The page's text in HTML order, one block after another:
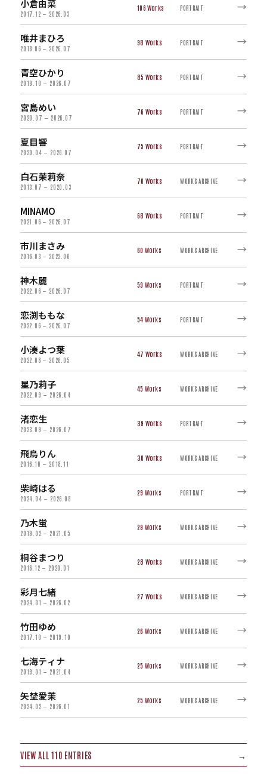
小倉由菜
2017.12 — 2026.03
106 PORTRAIT →
唯井まひろ
2018.06 — 2026.07
98 PORTRAIT →
青空ひかり
2019.10 — 2026.07
85 PORTRAIT →
宮島めい
2020.07 — 2026.07
76 PORTRAIT →
夏目響
2020.04 — 2026.07
75 PORTRAIT →
白石茉莉奈
2013.07 — 2020.03
70 WORKS ARCHIVE →
MINAMO
2021.06 — 2026.07
68 PORTRAIT →
市川まさみ
2016.03 — 2022.06
60 WORKS ARCHIVE →
神木麗
2022.06 — 2026.07
59 PORTRAIT →
恋渕ももな
2022.06 — 2026.07
54 PORTRAIT →
小湊よつ葉
2022.08 — 2026.05
47 WORKS ARCHIVE →
星乃莉子
2022.09 — 2026.04
45 WORKS ARCHIVE →
渚恋生
2023.09 — 2026.07
39 PORTRAIT →
飛鳥りん
2016.10 — 2018.11
30 WORKS ARCHIVE →
柴崎はる
2024.04 — 2026.08
29 PORTRAIT →
乃木蛍
2019.02 — 2021.05
29 WORKS ARCHIVE →
桐谷まつり
2016.12 — 2020.01
28 WORKS ARCHIVE →
彩月七緒
2024.01 — 2026.02
27 WORKS ARCHIVE →
竹田ゆめ
2017.10 — 2019.10
26 WORKS ARCHIVE →
七海ティナ
2019.01 — 2021.04
25 WORKS ARCHIVE →
矢埜愛茉
2024.02 — 2026.01
25 WORKS ARCHIVE →
VIEW ALL 110 ENTRIES →